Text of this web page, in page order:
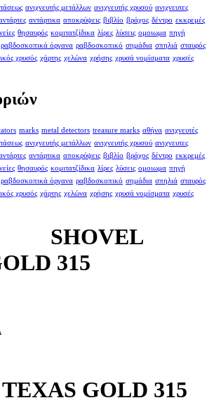
ανιχνευτής μετάλλων ανιχνευτής χρυσού ανιχνευτες
αντάρτικα αποκρύψεις βιβλίο βράχος δέντρο εκκρεμές
θησαυρός κομιτατζίδικα λίρες λύσεις ομοιωμα πηγή
ραβδοσκοπικά όργανα ραβδοσκοπικό σημάδια σπηλιά σταυρός
χρυσός χάρτης χελώνα χρήσης χρυσά νομίσματα χρυσές
marks metal detectors treasure marks αθήνα ανιχνευτές
ανιχνευτής μετάλλων ανιχνευτής χρυσού ανιχνευτες
αντάρτικα αποκρύψεις βιβλίο βράχος δέντρο εκκρεμές
θησαυρός κομιτατζίδικα λίρες λύσεις ομοιωμα πηγή
ραβδοσκοπικά όργανα ραβδοσκοπικό σημάδια σπηλιά σταυρός
χρυσός χάρτης χελώνα χρήσης χρυσά νομίσματα χρυσές
SHOVEL
315
GOLD 315